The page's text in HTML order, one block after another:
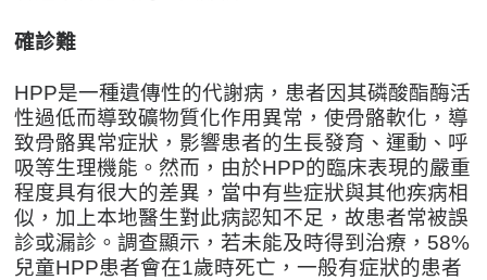
確診難
HPP是一種遺傳性的代謝病，患者因其磷酸酯酶活
性過低而導致礦物質化作用異常，使骨骼軟化，導
致骨骼異常症狀，影響患者的生長發育、運動、呼
吸等生理機能。然而，由於HPP的臨床表現的嚴重
程度具有很大的差異，當中有些症狀與其他疾病相
似，加上本地醫生對此病認知不足，故患者常被誤
診或漏診。調查顯示，若未能及時得到治療，58%
兒童HPP患者會在1歲時死亡，一般有症狀的患者